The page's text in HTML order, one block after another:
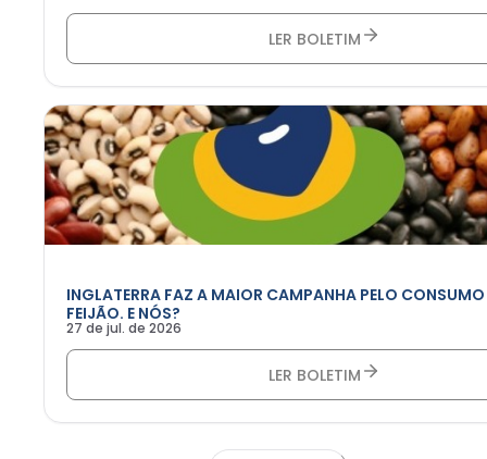
LER BOLETIM
INGLATERRA FAZ A MAIOR CAMPANHA PELO CONSUMO
FEIJÃO. E NÓS?
27 de jul. de 2026
LER BOLETIM